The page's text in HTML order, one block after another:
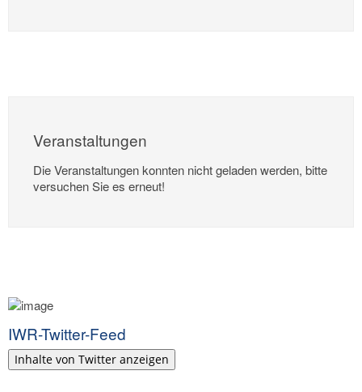
Veranstaltungen
Die Veranstaltungen konnten nicht geladen werden, bitte
versuchen Sie es erneut!
IWR-Twitter-Feed
Inhalte von Twitter anzeigen